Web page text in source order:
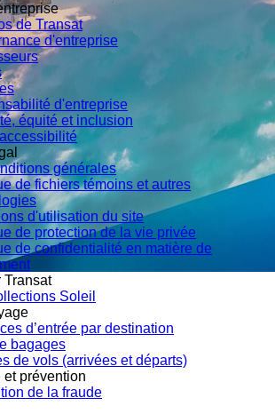
de Transat
d'entreprise
d'entreprise
équité et inclusion
générales
de fichiers témoins et autres
d'utilisation du site
de protection de la vie privée
de confidentialité en matière de
Transat
Soleil
d’entrée par destination
bagages
de vols (arrivées et départs)
et prévention
de la fraude